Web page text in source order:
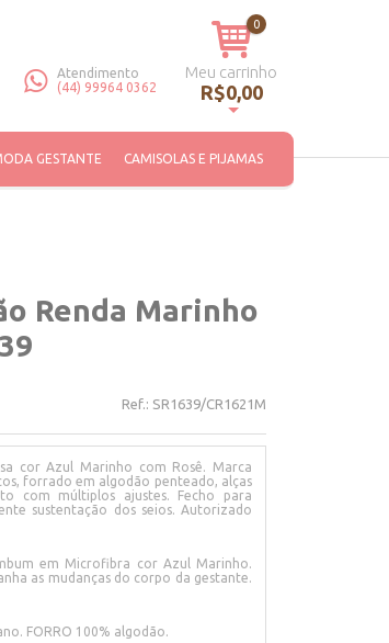
Atendimento
(44) 99964 0362
0
Meu carrinho
R$0,00
GESTANTE CAMISOLAS E PIJAMAS
Renda Marinho
Ref.: SR1639/CR1621M
cor Azul Marinho com Rosê. Marca
forrado em algodão penteado, alças
com múltiplos ajustes. Fecho para
sustentação dos seios. Autorizado
em Microfibra cor Azul Marinho.
as mudanças do corpo da gestante.
FORRO 100% algodão.